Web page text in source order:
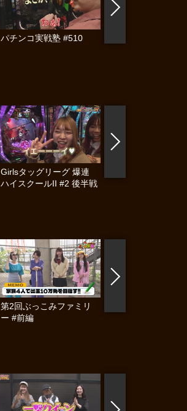
パチンコ実戦塾 #510
Girlsタッグリーグ 爆連
ハイスクールII #2 後半戦
第2回ぶっこみファミリ
ー #前編